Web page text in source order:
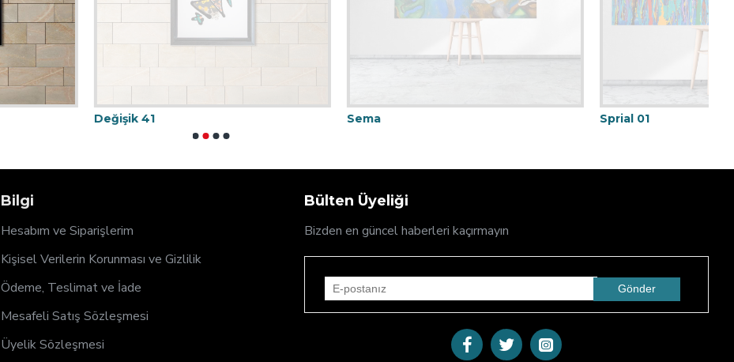
Bilgi
Hesabım ve Siparişlerim
Kişisel Verilerin Korunması ve Gizlilik
Ödeme, Teslimat ve İade
Mesafeli Satış Sözleşmesi
Üyelik Sözleşmesi
Bülten Üyeliği
Bizden en güncel haberleri kaçırmayın